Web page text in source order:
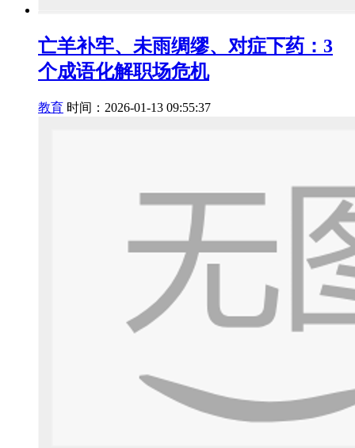
亡羊补牢、未雨绸缪、对症下药：3
个成语化解职场危机
教育 时间：2026-01-13 09:55:37